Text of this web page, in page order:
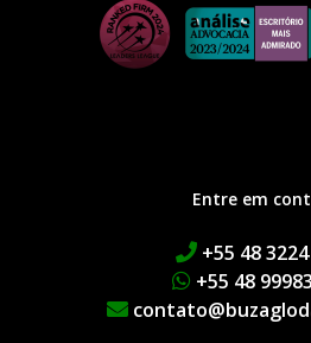
Entre em
+55 48
+55 48